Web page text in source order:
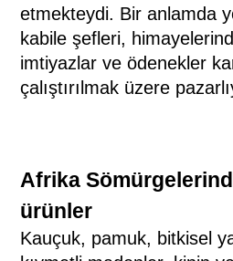
etmekteydi. Bir anlamda
kabile şefleri,
imtiyazlar ve ödenekler
çalıştırılmak üzere
Afrika
ürünler
Kauçuk, pamuk, bitkisel